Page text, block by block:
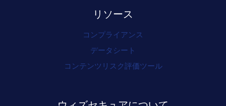
リソース
コンプライアンス
データシート
コンテンツリスク評価ツール